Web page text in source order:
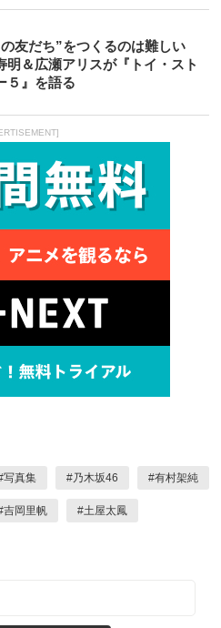
友だち”をつくるのは難しい
明＆広瀬アリスが『トイ・スト
５』を語る
写真集 #乃木坂46 #有村架純
吉岡里帆 #土屋太鳳